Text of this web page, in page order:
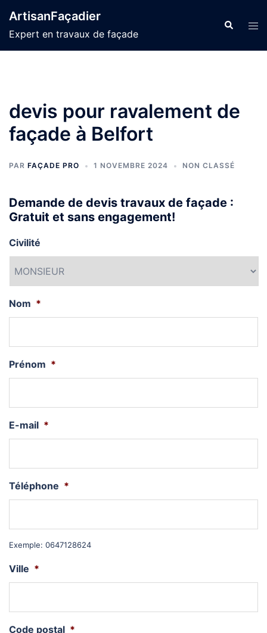
au
contenu
ArtisanFaçadier
Expert en travaux de façade
devis pour ravalement de
façade à Belfort
PAR FAÇADE PRO 1 NOVEMBRE 2024 NON CLASSÉ
Demande de devis travaux de façade :
Gratuit et sans engagement!
Civilité
Nom *
Prénom *
E-mail *
Téléphone *
Exemple: 0647128624
Ville *
Code postal *